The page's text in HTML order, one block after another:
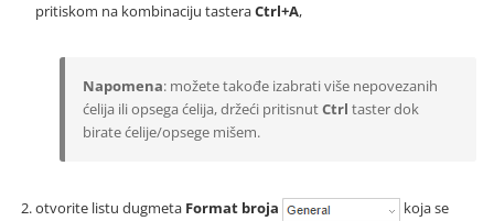
pritiskom na kombinaciju tasteraCtrl+A,
Napomena: možete takođe izabrati više nepovezanih
ćelija ili opsega ćelija, držeći pritisnutCtrl taster dok
birate ćelije/opsege mišem.
otvorite listu dugmeta Format broja
koja se